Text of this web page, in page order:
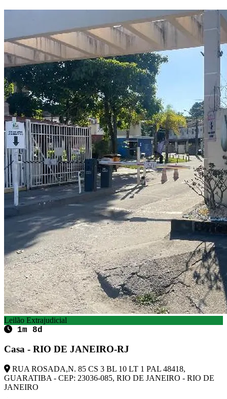
Leilão Extrajudicial
1m 8d
Casa - RIO DE JANEIRO-RJ
RUA ROSADA,N. 85 CS 3 BL 10 LT 1 PAL 48418,
GUARATIBA - CEP: 23036-085, RIO DE JANEIRO - RIO DE
JANEIRO